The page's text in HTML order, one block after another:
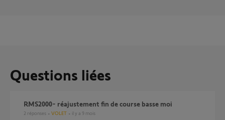
Questions liées
RMS2000- réajustement fin de course basse moi
2 réponses VOLET il y a 9 mois